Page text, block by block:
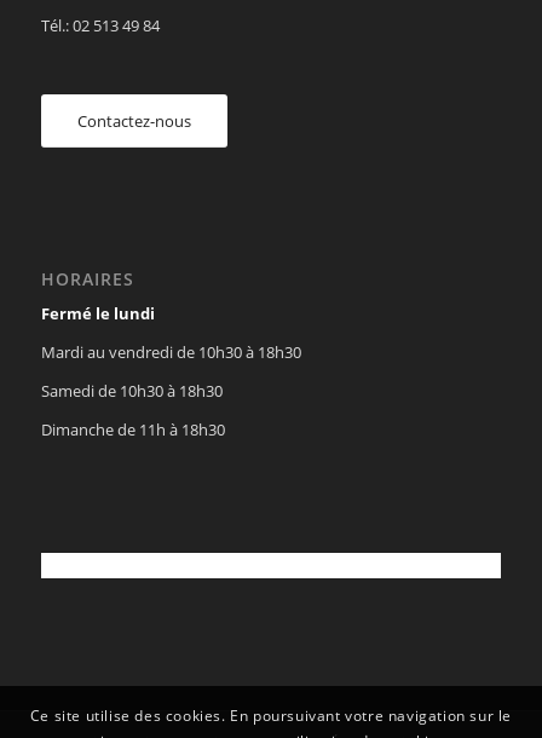
Tél.: 02 513 49 84
Contactez-nous
HORAIRES
Fermé le lundi
Mardi au vendredi de 10h30 à 18h30
Samedi de 10h30 à 18h30
Dimanche de 11h à 18h30
Ce site utilise des cookies. En poursuivant votre navigation sur le